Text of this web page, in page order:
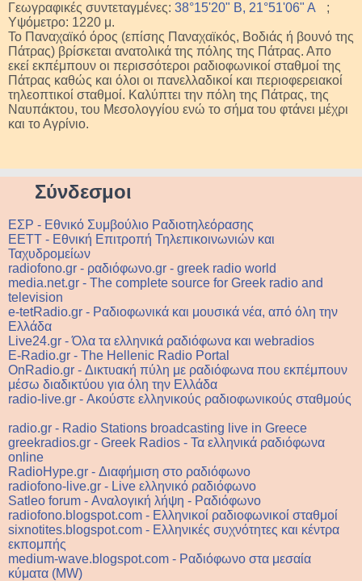
Γεωγραφικές συντεταγμένες: 38°15'20" Β, 21°51'06" Α
;
Υψόμετρο: 1220 μ.
Το Παναχαϊκό όρος (επίσης Παναχαϊκός, Βοδιάς ή βουνό της
Πάτρας) βρίσκεται ανατολικά της πόλης της Πάτρας. Απο
εκεί εκπέμπουν οι περισσότεροι ραδιοφωνικοί σταθμοί της
Πάτρας καθώς και όλοι οι πανελλαδικοί και περιοφερειακοί
τηλεοπτικοί σταθμοί. Καλύπτει την πόλη της Πάτρας, της
Ναυπάκτου, του Μεσολογγίου ενώ το σήμα του φτάνει μέχρι
και το Αγρίνιο.
Σύνδεσμοι
ΕΣΡ - Εθνικό Συμβούλιο Ραδιοτηλεόρασης
ΕΕΤΤ - Εθνική Επιτροπή Τηλεπικοινωνιών και
Ταχυδρομείων
radiofono.gr - ραδιόφωνο.gr - greek radio world
media.net.gr - The complete source for Greek radio and
television
e-tetRadio.gr - Ραδιοφωνικά και μουσικά νέα, από όλη την
Ελλάδα
Live24.gr - Όλα τα ελληνικά ραδιόφωνα και webradios
E-Radio.gr - The Hellenic Radio Portal
OnRadio.gr - Δικτυακή πύλη με ραδιόφωνα που εκπέμπουν
μέσω διαδικτύου για όλη την Ελλάδα
radio-live.gr - Ακούστε ελληνικούς ραδιοφωνικούς σταθμούς
radio.gr - Radio Stations broadcasting live in Greece
greekradios.gr - Greek Radios - Τα ελληνικά ραδιόφωνα
online
RadioHype.gr - Διαφήμιση στο ραδιόφωνο
radiofono-live.gr - Live ελληνικό ραδιόφωνο
Satleo forum - Αναλογική λήψη - Ραδιόφωνο
radiofono.blogspot.com - Ελληνικοί ραδιοφωνικοί σταθμοί
sixnotites.blogspot.com - Ελληνικές συχνότητες και κέντρα
εκπομπής
medium-wave.blogspot.com - Ραδιόφωνο στα μεσαία
κύματα (MW)